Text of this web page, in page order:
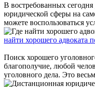
В востребованных
юридической сферы на
можете воспользоваться
найти хорошего адвоката
Поиск хорошего
благополучие, любой
уголовного дела. Это